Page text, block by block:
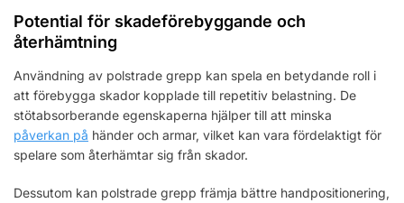
Potential för skadeförebyggande och
återhämtning
Användning av polstrade grepp kan spela en betydande roll i
att förebygga skador kopplade till repetitiv belastning. De
stötabsorberande egenskaperna hjälper till att minska
påverkan på händer och armar, vilket kan vara fördelaktigt för
spelare som återhämtar sig från skador.
Dessutom kan polstrade grepp främja bättre handpositionering,